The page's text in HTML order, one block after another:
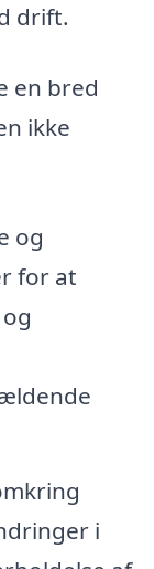
drift.
en bred
ikke
og
for at
i